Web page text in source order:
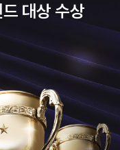
대상 수상